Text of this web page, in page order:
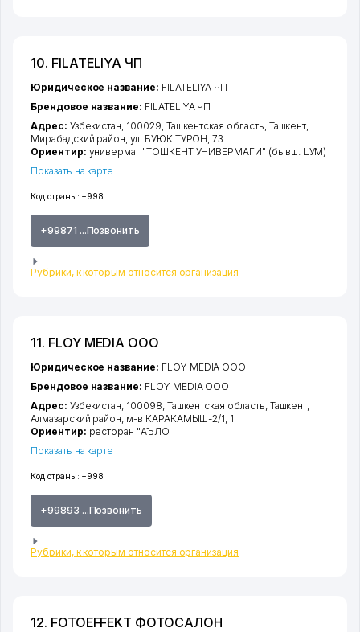
10. FILATELIYA ЧП
Код страны: +998
+99871 ...Позвонить
Рубрики, к которым относится организация
Юридическое название: FILATELIYA ЧП
Брендовое название: FILATELIYA ЧП
Адрес: Узбекистан, 100029, Ташкентская область Ташкент
Мирабадский район ,ул. БУЮК ТУРОН , 73
Ориентир: универмаг "ТОШКЕНТ УНИВЕРМАГИ" (бывш. ЦУМ)
Показать на карте
11. FLOY MEDIA ООО
Код страны: +998
+99893 ...Позвонить
Рубрики, к которым относится организация
Юридическое название: FLOY MEDIA ООО
Брендовое название: FLOY MEDIA ООО
Адрес: Узбекистан, 100098, Ташкентская область, Ташкент,
Алмазарский район, м-в КАРАКАМЫШ-2/1, 1
Ориентир: ресторан "АЪЛО
Показать на карте
12. FOTOEFFEKT ФОТОСАЛОН